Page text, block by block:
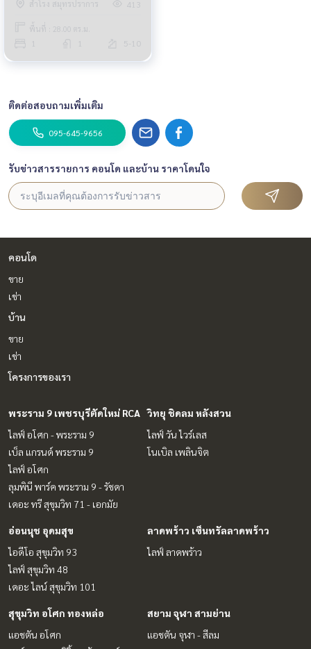
ห้องสวยสำโรง สมุทรปราการ 413
พื้นที่ : 28.00 ตร.ม.
5-10
ติดต่อสอบถามเพิ่มเติม
095-645-9656
รับข่าวสารรายการ คอนโด และบ้าน ราคาโดนใจ
คอนโด
ขาย
เช่า
บ้าน
ขาย
เช่า
โครงการของเรา
พระราม 9 เพชรบุรีตัดใหม่ RCA
ไลฟ์ อโศก - พระราม 9
เบ็ล แกรนด์ พระราม 9
ไลฟ์ อโศก
ลุมพินี พาร์ค พระราม 9 - รัชดา
เดอะ ทรี สุขุมวิท 71 - เอกมัย
วิทยุ ชิดลม หลังสวน
ไลฟ์ วัน ไวร์เลส
โนเบิล เพลินจิต
อ่อนนุช อุดมสุข
ไอดีโอ สุขุมวิท 93
ไลฟ์ สุขุมวิท 48
เดอะ ไลน์ สุขุมวิท 101
ลาดพร้าว เซ็นทรัลลาดพร้าว
ไลฟ์ ลาดพร้าว
สุขุมวิท อโศก ทองหล่อ
แอชตัน อโศก
สยาม จุฬา สามย่าน
แอชตัน จุฬา - สีลม